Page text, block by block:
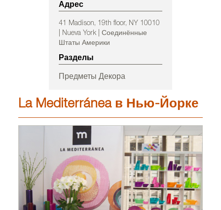
Адрес
41 Madison, 19th floor, NY 10010
| Nueva York | Соединённые
Штаты Америки
Разделы
Предметы Декора
La Mediterránea в Нью-Йорке